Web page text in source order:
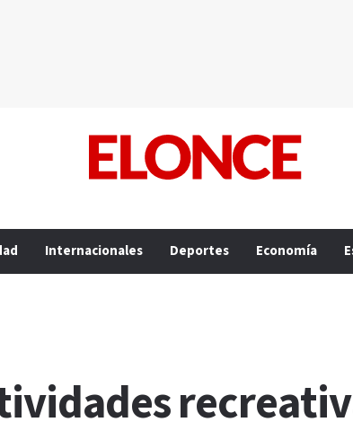
Internacionales Deportes Economía